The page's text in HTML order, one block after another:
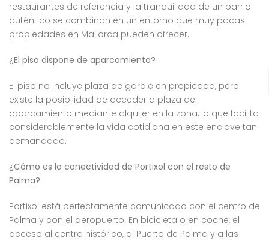
restaurantes de referencia y la tranquilidad de un barrio
auténtico se combinan en un entorno que muy pocas
propiedades en Mallorca pueden ofrecer.
¿El piso dispone de aparcamiento?
El piso no incluye plaza de garaje en propiedad, pero
existe la posibilidad de acceder a plaza de
aparcamiento mediante alquiler en la zona, lo que facilita
considerablemente la vida cotidiana en este enclave tan
demandado.
¿Cómo es la conectividad de Portixol con el resto de
Palma?
Portixol está perfectamente comunicado con el centro de
Palma y con el aeropuerto. En bicicleta o en coche, el
acceso al centro histórico, al Puerto de Palma y a las